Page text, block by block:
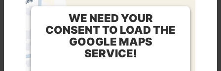
WE NEED YOUR
CONSENT TO LOAD THE
GOOGLE MAPS
SERVICE!